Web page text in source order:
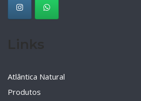
Atlântica Natural
Produtos